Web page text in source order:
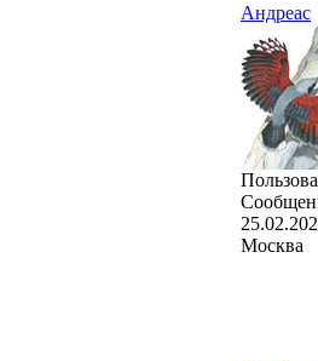
Андреас
Москва